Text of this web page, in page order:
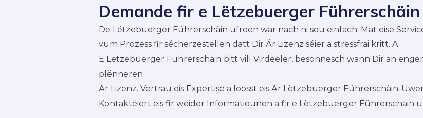
Demande fir e Lëtzebuerger Führerschäin
De Lëtzebuerger Führerschäin ufroen war nach ni sou einfach. Mat eise
vum Prozess fir sécherzestellen datt Dir Är Lizenz séier a stressfräi kritt. A
E Lëtzebuerger Führerschäin bitt vill Virdeeler, besonnesch wann Dir an
plënneren
Är Lizenz. Vertrau eis Expertise a loosst eis Är Lëtzebuerger Führerschäin-
Kontaktéiert eis fir weider Informatiounen a fir e Lëtzebuerger Führerschäin